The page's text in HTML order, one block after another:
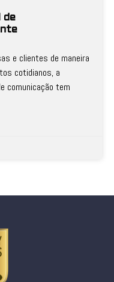
de
e clientes de maneira
cotidianos, a
comunicação tem